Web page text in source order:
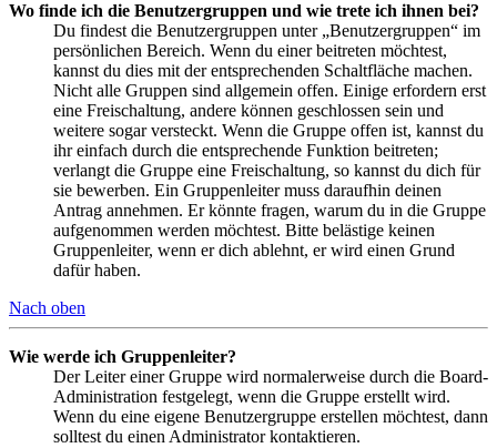
Wo finde ich die Benutzergruppen und wie trete ich ihnen bei?
Du findest die Benutzergruppen unter „Benutzergruppen“ im
persönlichen Bereich. Wenn du einer beitreten möchtest,
kannst du dies mit der entsprechenden Schaltfläche machen.
Nicht alle Gruppen sind allgemein offen. Einige erfordern erst
eine Freischaltung, andere können geschlossen sein und
weitere sogar versteckt. Wenn die Gruppe offen ist, kannst du
ihr einfach durch die entsprechende Funktion beitreten;
verlangt die Gruppe eine Freischaltung, so kannst du dich für
sie bewerben. Ein Gruppenleiter muss daraufhin deinen
Antrag annehmen. Er könnte fragen, warum du in die Gruppe
aufgenommen werden möchtest. Bitte belästige keinen
Gruppenleiter, wenn er dich ablehnt, er wird einen Grund
dafür haben.
Nach oben
Wie werde ich Gruppenleiter?
Der Leiter einer Gruppe wird normalerweise durch die Board-
Administration festgelegt, wenn die Gruppe erstellt wird.
Wenn du eine eigene Benutzergruppe erstellen möchtest, dann
solltest du einen Administrator kontaktieren.